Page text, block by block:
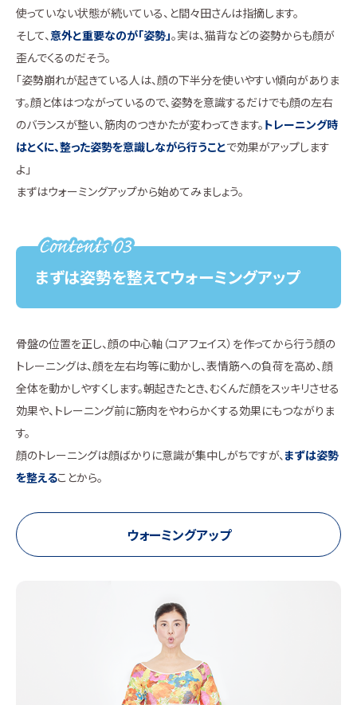
使っていない状態が続いている、と間々田さんは指摘します。
そして、意外と重要なのが「姿勢」。実は、猫背などの姿勢からも顔が
歪んでくるのだそう。
「姿勢崩れが起きている人は、顔の下半分を使いやすい傾向がありま
す。顔と体はつながっているので、姿勢を意識するだけでも顔の左右
のバランスが整い、筋肉のつきかたが変わってきます。 トレーニング時
はとくに、整った姿勢を意識しながら行うことで効果がアップします
よ」
まずはウォーミングアップから始めてみましょう。
まずは姿勢を整えてウォーミングアップ
骨盤の位置を正し、顔の中心軸（コアフェイス）を作ってから行う顔の
トレーニングは、顔を左右均等に動かし、表情筋への負荷を高め、顔
全体を動かしやすくします。朝起きたとき、むくんだ顔をスッキリさせる
効果や、トレーニング前に筋肉をやわらかくする効果にもつながりま
す。
顔のトレーニングは顔ばかりに意識が集中しがちですが、まずは姿勢
を整えることから。
ウォーミングアップ